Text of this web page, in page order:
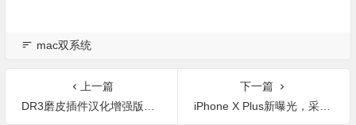
mac双系统
上一篇
DR3磨皮插件汉化增强版（mac版）安装教程(附使用教程)
下一篇
iPhone X Plus新曝光，采用双SIM卡设计